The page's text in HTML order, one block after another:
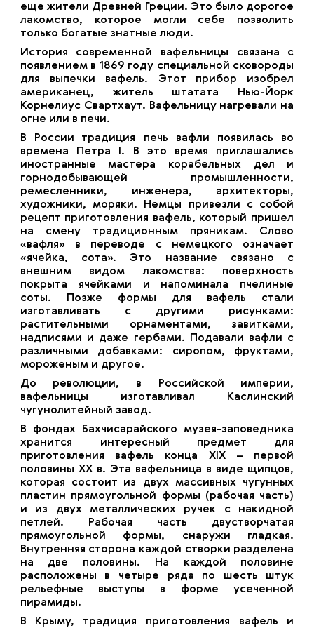
еще жители Древней Греции. Это было дорогое
лакомство, которое могли себе позволить
только богатые знатные люди.
История современной вафельницы связана с
появлением в 1869 году специальной сковороды
для выпечки вафель. Этот прибор изобрел
американец, житель штатата Нью-Йорк
Корнелиус Свартхаут. Вафельницу нагревали на
огне или в печи.
В России традиция печь вафли появилась во
времена Петра I. В это время приглашались
иностранные мастера корабельных дел и
горнодобывающей промышленности,
ремесленники, инженера, архитекторы,
художники, моряки. Немцы привезли с собой
рецепт приготовления вафель, который пришел
на смену традиционным пряникам. Слово
«вафля» в переводе с немецкого означает
«ячейка, сота». Это название связано с
внешним видом лакомства: поверхность
покрыта ячейками и напоминала пчелиные
соты. Позже формы для вафель стали
изготавливать с другими рисунками:
растительными орнаментами, завитками,
надписями и даже гербами. Подавали вафли с
различными добавками: сиропом, фруктами,
мороженым и другое.
До революции, в Российской империи,
вафельницы изготавливал Каслинский
чугунолитейный завод.
В фондах Бахчисарайского музея-заповедника
хранится интересный предмет для
приготовления вафель конца XIX – первой
половины XX в. Эта вафельница в виде щипцов,
которая состоит из двух массивных чугунных
пластин прямоугольной формы (рабочая часть)
и из двух металлических ручек с накидной
петлей. Рабочая часть двустворчатая
прямоугольной формы, снаружи гладкая.
Внутренняя сторона каждой створки разделена
на две половины. На каждой половине
расположены в четыре ряда по шесть штук
рельефные выступы в форме усеченной
пирамиды.
В Крыму, традиция приготовления вафель и